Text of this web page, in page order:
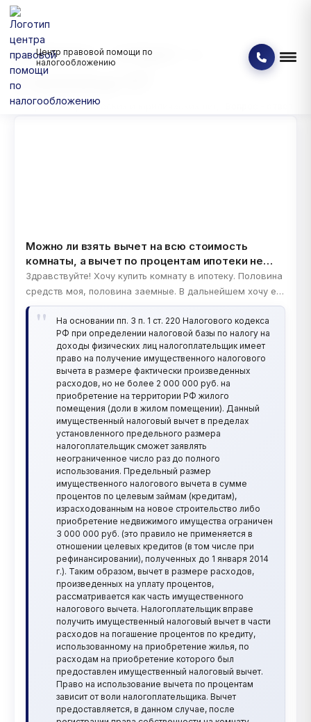
Центр правовой помощи по
налогообложению
Вопрос - ответ —
страница 57
Банкротство физических и юридических лиц
Можно ли взять вычет на всю стоимость
комнаты, а вычет по процентам ипотеки не
брать?
Здравствуйте! Хочу купить комнату в ипотеку. Половина
средств моя, половина заемные. В дальнейшем хочу ее
продать и купить квартиру. Насколько я знаю, вычет на
проценты по кредиту предоставляются один раз. Вопрос:
можно ли взять вычет на ВСЮ стоимость комнаты, а
вычет по процентам ипотеки не брать? Если нет, то
можно ли взять вычет только на сумму собственных
средств, а по процентам по ипотеке не брать? Если
комната будет в залоге у банка, то можно ли сразу
после приобретения оформить какой-либо вычет? Либо
необходимо, чтобы комната была не в залоге?
Маргарита
На основании пп. 3 п. 1 ст. 220 Налогового кодекса
РФ при определении налоговой базы по налогу на
доходы физических лиц налогоплательщик имеет
право на получение имущественного налогового
вычета в размере фактически произведенных
расходов, но не более 2 000 000 руб. на
приобретение на территории РФ жилого
помещения (доли в жилом помещении). Данный
имущественный налоговый вычет в пределах
установленного предельного размера
налогоплательщик сможет заявлять
неограниченное число раз до полного
использования. Предельный размер
имущественного налогового вычета в сумме
процентов по целевым займам (кредитам),
израсходованным на новое строительство либо
приобретение недвижимого имущества ограничен
3 000 000 руб. (это правило не применяется в
отношении целевых кредитов (в том числе при
рефинансировании), полученных до 1 января 2014
г.). Таким образом, вычет в размере расходов,
произведенных на уплату процентов,
рассматривается как часть имущественного
налогового вычета. Налогоплательщик вправе
получить имущественный налоговый вычет в части
расходов на погашение процентов по кредиту,
использованному на приобретение жилья, по
расходам на приобретение которого был
предоставлен имущественный налоговый вычет.
Право на использование вычета по процентам
зависит от воли налогоплательщика. Вычет
предоставляется, в данном случае, после